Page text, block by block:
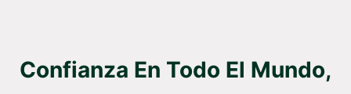
Confianza En Todo El Mundo,